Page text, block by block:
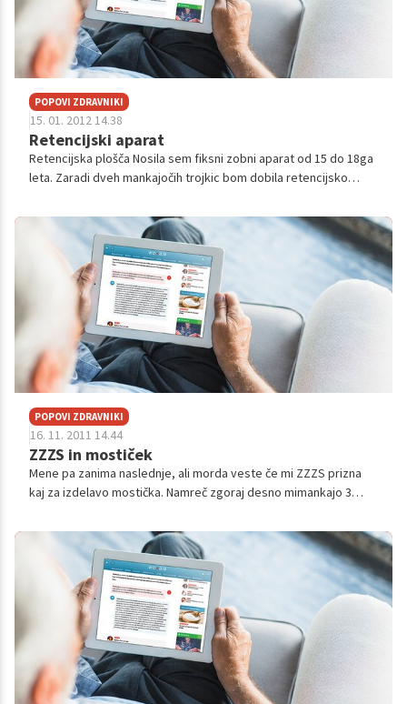
POPOVI ZDRAVNIKI
15. 01. 2012 14.38
Retencijski aparat
Retencijska plošča Nosila sem fiksni zobni aparat od 15 do 18ga
leta. Zaradi dveh mankajočih trojkic bom dobila retencijsko
Zaradi moje...
POPOVI ZDRAVNIKI
16. 11. 2011 14.44
ZZZS in mostiček
Mene pa zanima naslednje, ali morda veste če mi ZZZS prizna
kaj za izdelavo mostička. Namreč zgoraj desno mimankajo 3
tem primeru prišlo 5 n...